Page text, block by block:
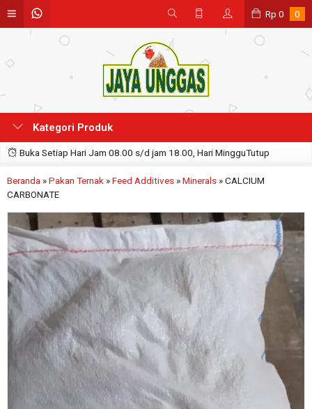
Rp 0 0
Kategori Produk
Buka Setiap Hari Jam 08.00 s/d jam 18.00, Hari MingguTutup
Beranda »Pakan Ternak »Feed Additives »Minerals »CALCIUM
CARBONATE